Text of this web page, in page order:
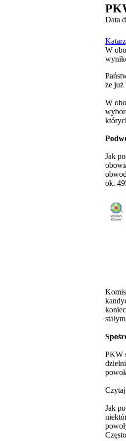
Data
W
że już
W
Jak
ok.
PKW
Jak